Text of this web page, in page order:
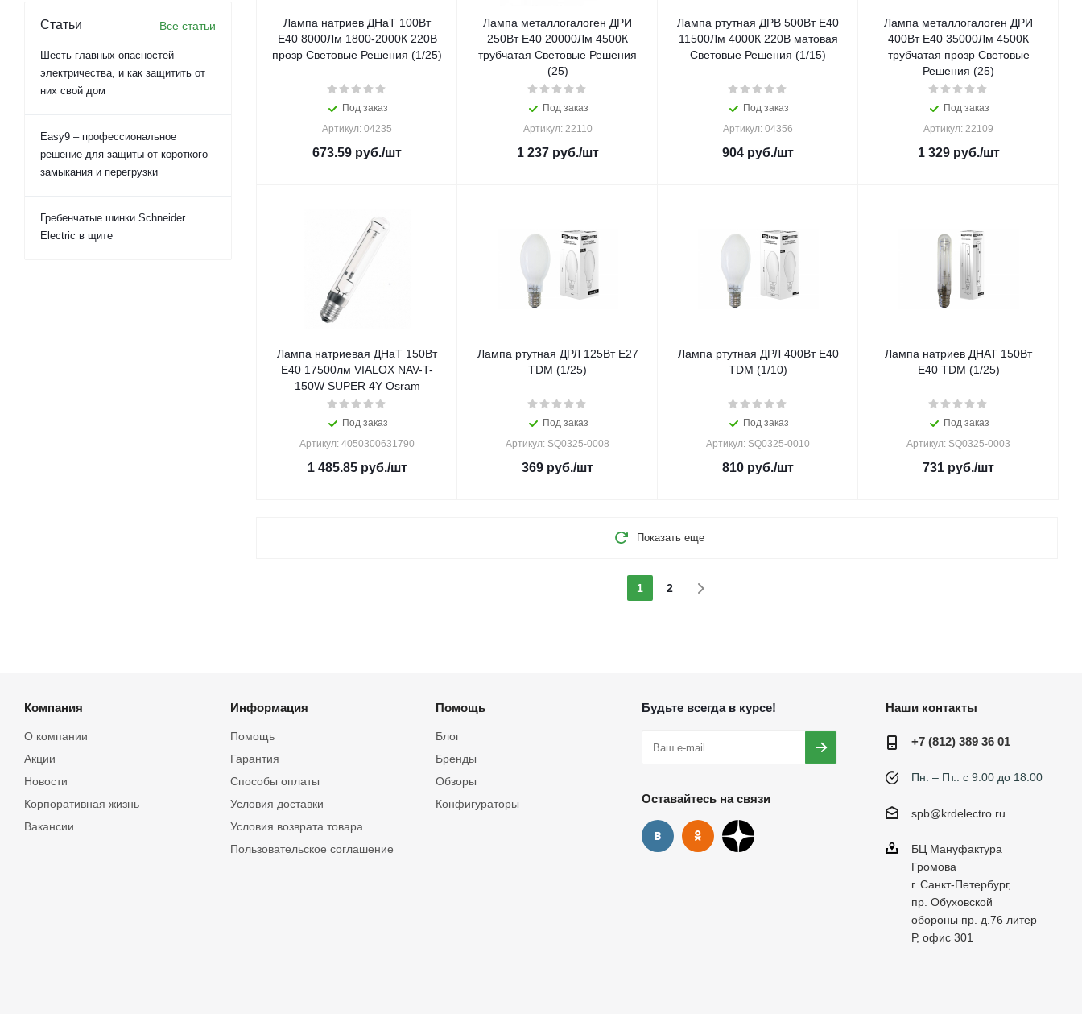
Лампа натриев ДНаТ 100Вт
E40 8000Лм 1800-2000К 220В
прозр Световые Решения (1/25)
Под заказ
Артикул: 04235
673.59 руб./шт
Лампа металлогалоген ДРИ
250Вт Е40 20000Лм 4500К
трубчатая Световые Решения
(25)
Под заказ
Артикул: 22110
1 237руб./шт
Лампа ртутная ДРВ 500Вт Е40
11500Лм 4000К 220В матовая
Световые Решения (1/15)
Под заказ
Артикул: 04356
904 руб./шт
Лампа металлогалоген ДРИ
400Вт Е40 35000Лм 4500К
трубчатая прозр Световые
Решения (25)
Под заказ
Артикул: 22109
1 329руб./шт
Лампа натриевая ДНаТ 150Вт
E40 17500лм VIALOX NAV-T-
150W SUPER 4Y Osram
Под заказ
Артикул: 4050300631790
1 485.85руб./шт
Лампа ртутная ДРЛ 125Вт Е27
TDM (1/25)
Под заказ
Артикул: SQ0325-0008
369 руб./шт
Лампа ртутная ДРЛ 400Вт Е40
TDM (1/10)
Под заказ
Артикул: SQ0325-0010
810 руб./шт
Лампа натриев ДНАТ 150Вт
E40 TDM (1/25)
Под заказ
Артикул: SQ0325-0003
731 руб./шт
Показать еще
1 2
Статьи Все статьи
Шесть главных опасностей
электричества, и как защитить от
них свой дом
Easy9 – профессиональное
решение для защиты от короткого
замыкания и перегрузки
Гребенчатые шинки Schneider
Electric в щите
Компания
О компании
Акции
Новости
Корпоративная жизнь
Вакансии
Информация
Помощь
Гарантия
Способы оплаты
Условия доставки
Условия возврата товара
Пользовательское соглашение
Помощь
Блог
Бренды
Обзоры
Конфигураторы
Будьте всегда в курсе!
Оставайтесь на связи
Наши контакты
+7 (812) 389 36 01
Пн. – Пт.: с 9:00 до 18:00
spb@krdelectro.ru
БЦ Мануфактура
Громова
г. Санкт-Петербург,
пр. Обуховской
обороны пр. д.76 литер
Р, офис 301